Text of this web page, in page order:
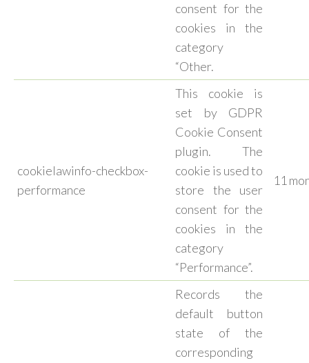
consent for the
cookies in the
category
“Other.
cookielawinfo-checkbox-
performance
This cookie is
set by GDPR
Cookie Consent
plugin. The
cookie is used to
store the user
consent for the
cookies in the
category
“Performance”.
11
Records the
default button
state of the
corresponding